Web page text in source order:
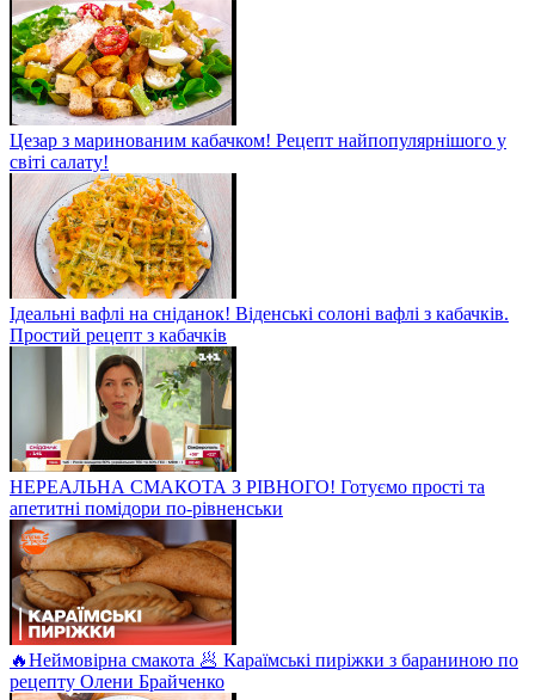
Цезар з маринованим кабачком! Рецепт найпопулярнішого у
світі салату!
Ідеальні вафлі на сніданок! Віденські солоні вафлі з кабачків.
Простий рецепт з кабачків
НЕРЕАЛЬНА СМАКОТА З РІВНОГО! Готуємо прості та
апетитні помідори по-рівненськи
🔥Неймовірна смакота 🥟 Караїмські пиріжки з бараниною по
рецепту Олени Брайченко